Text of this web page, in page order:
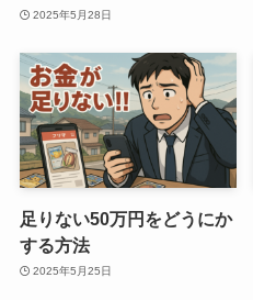
2025年5月28日
足りない50万円をどうにか
する方法
2025年5月25日